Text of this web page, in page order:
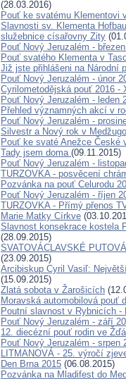
(28.03.2016)
Pouť ke svatému Klementovi
Slavnosti sv. Klementa
služebnice císařovny Zity
Pouť Nový Jeruzalém -
Pouť svatého Klementa v
Již jste přihlášeni na Národní
Pouť Nový Jeruzalém - únor
Cyrilometodějská pouť 2016 -
Pouť Nový Jeruzalém - leden
Přehled významných akcí v
Pouť Nový Jeruzalém -
Silvestr a Nový rok v
Pouť ke svaté Anežce České
Tady jsem doma (09.11.2015)
Pouť Nový Jeruzalém -
TURZOVKA - posvěcení
Pozvánka na pouť Celurodu
Pouť Nový Jeruzalém - říjen
TURZOVKA - Přímý přenos
Marie Matky Církve
Slavnost konsekrace kostela
(28.09.2015)
SVATOVÁCLAVSKÉ
(23.09.2015)
Arcibiskup Cyril Vasiľ:
(15.09.2015)
Zlatá sobota v Žarošicích
Moravská automobilová pouť
Poutní slavnost v Rybnicích -
Pouť Nový Jeruzalém - září
12. diecézní pouť rodin ve
Pouť Nový Jeruzalém - srpen
LITMANOVÁ - 25. výročí
Den Brna 2015 (06.08.2015)
Pozvánka na Mladifest do